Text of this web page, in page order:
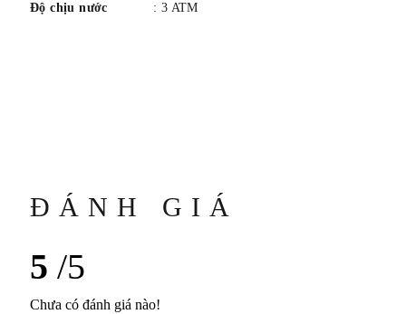
Độ chịu nước : 3 ATM
ĐÁNH GIÁ
5 /5
Chưa có đánh giá nào!